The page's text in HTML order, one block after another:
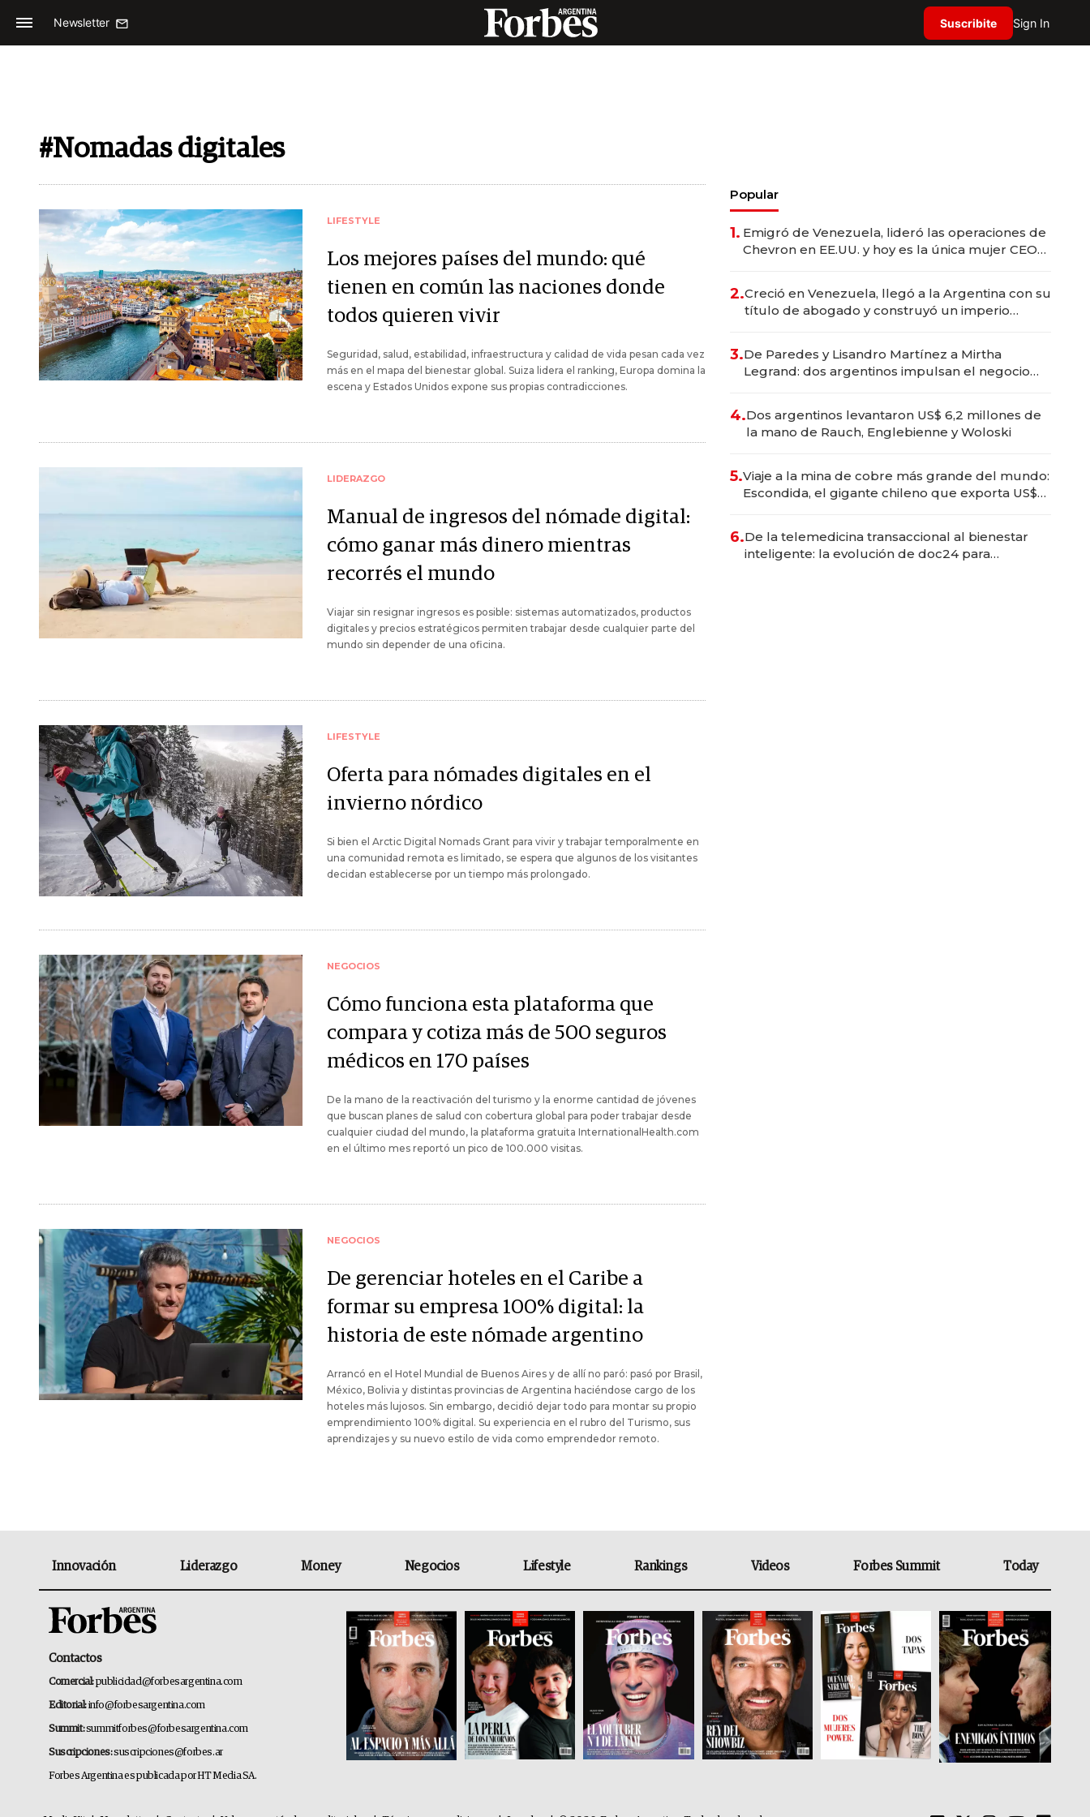
Newsletter Suscribite Sign In
#Nomadas digitales
LIFESTYLE
Los mejores países del mundo: qué
tienen en común las naciones donde
todos quieren vivir
Seguridad, salud, estabilidad, infraestructura y calidad de vida pesan cada vez
más en el mapa del bienestar global. Suiza lidera el ranking, Europa domina la
escena y Estados Unidos expone sus propias contradicciones.
LIDERAZGO
Manual de ingresos del nómade digital:
cómo ganar más dinero mientras
recorrés el mundo
Viajar sin resignar ingresos es posible: sistemas automatizados, productos
digitales y precios estratégicos permiten trabajar desde cualquier parte del
mundo sin depender de una oficina.
LIFESTYLE
Oferta para nómades digitales en el
invierno nórdico
Si bien el Arctic Digital Nomads Grant para vivir y trabajar temporalmente en
una comunidad remota es limitado, se espera que algunos de los visitantes
decidan establecerse por un tiempo más prolongado.
NEGOCIOS
Cómo funciona esta plataforma que
compara y cotiza más de 500 seguros
médicos en 170 países
De la mano de la reactivación del turismo y la enorme cantidad de jóvenes
que buscan planes de salud con cobertura global para poder trabajar desde
cualquier ciudad del mundo, la plataforma gratuita InternationalHealth.com
en el último mes reportó un pico de 100.000 visitas.
NEGOCIOS
De gerenciar hoteles en el Caribe a
formar su empresa 100% digital: la
historia de este nómade argentino
Arrancó en el Hotel Mundial de Buenos Aires y de allí no paró: pasó por Brasil,
México, Bolivia y distintas provincias de Argentina haciéndose cargo de los
hoteles más lujosos. Sin embargo, decidió dejar todo para montar su propio
emprendimiento 100% digital. Su experiencia en el rubro del Turismo, sus
aprendizajes y su nuevo estilo de vida como emprendedor remoto.
Popular
1. Emigró de Venezuela, lideró las operaciones de
Chevron en EE.UU. y hoy es la única mujer CEO
2.Creció en Venezuela, llegó a la Argentina con su
título de abogado y construyó un imperio
3.De Paredes y Lisandro Martínez a Mirtha
Legrand: dos argentinos impulsan el negocio
4.Dos argentinos levantaron US$ 6,2 millones de
la mano de Rauch, Englebienne y Woloski
5.Viaje a la mina de cobre más grande del mundo:
Escondida, el gigante chileno que exporta US$
6.De la telemedicina transaccional al bienestar
inteligente: la evolución de doc24 para
Innovación Liderazgo Money Negocios Lifestyle Rankings Videos Forbes Summit Today
Contactos
Comercial:publicidad@forbesargentina.com
Editorial:info@forbesargentina.com
Summit:summitforbes@forbesargentina.com
Suscripciones:suscripciones@forbes.ar
Forbes Argentina es publicada por HT Media SA.